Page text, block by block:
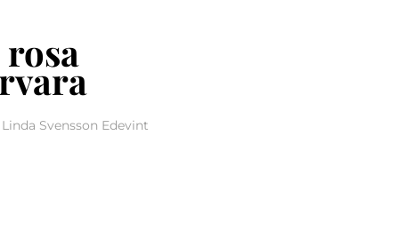
Svensson Edevint